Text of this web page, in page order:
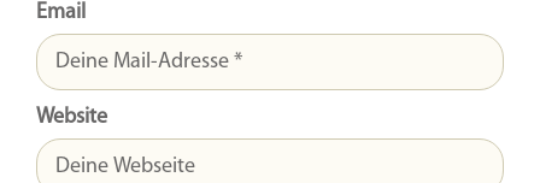
Email
Website